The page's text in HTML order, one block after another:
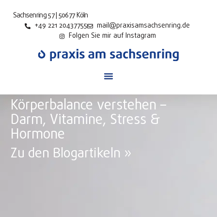
Sachsenring 57 | 50677 Köln
+49 221 20437755
mail@praxisamsachsenring.de
Folgen Sie mir auf Instagram
Körperbalance verstehen –
Darm, Vitamine, Stress &
Hormone
Zu den Blogartikeln »